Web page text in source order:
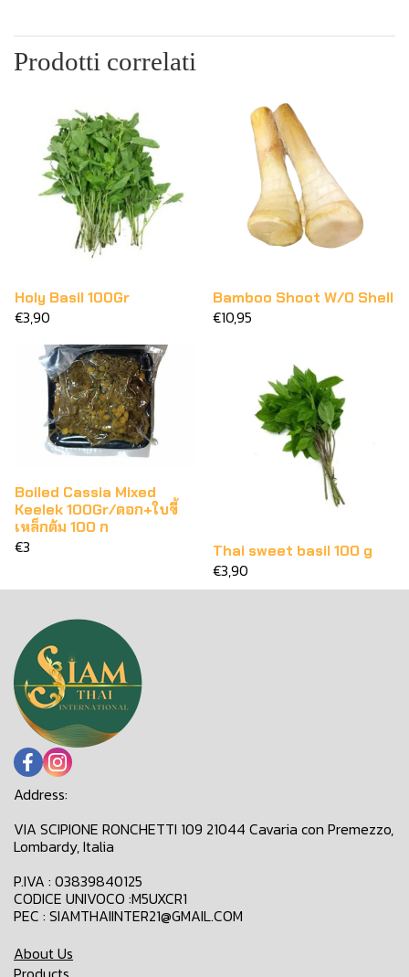
Prodotti correlati
Holy Basil 100Gr
€3,90
Bamboo Shoot W/O Shell
€10,95
Boiled Cassia Mixed
Keelek 100Gr/ดอก+ใบขี้
เหล็กต้ม 100 ก
€3 Thai sweet basil 100 g
€3,90
Address:
VIA SCIPIONE RONCHETTI 109 21044 Cavaria con Premezzo,
Lombardy, Italia
P.IVA : 03839840125
CODICE UNIVOCO :M5UXCR1
PEC : SIAMTHAIINTER21@GMAIL.COM
About Us